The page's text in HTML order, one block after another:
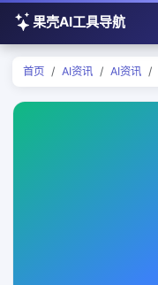
果壳AI工具导航
首页 AI资讯 AI资讯